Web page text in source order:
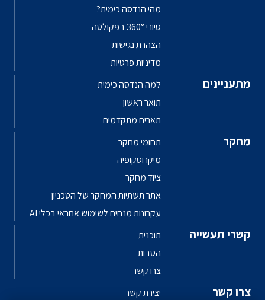
מהי הנדסה כימית?
סיורי 360° בפקולטה
הצהרת נגישות
מדיניות פרטיות
מתעניינים
למה הנדסה כימית
תואר ראשון
תארים מתקדמים
מחקר
תחומי מחקר
מיקרוסקופיה
ציוד מחקר
אתר תשתיות המחקר של הטכניון
עקרונות מנחים לשימוש אחראי בכלי AI
קשרי תעשייה
תוכנית
הטבות
צרו קשר
צרו קשר יצירת קשר